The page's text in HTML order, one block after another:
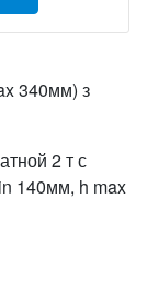
340мм) з
2 т с
140мм, h max